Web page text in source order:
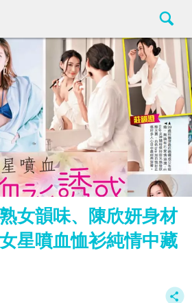
女韻味、陳欣妍身材
星噴血恤衫純情中藏